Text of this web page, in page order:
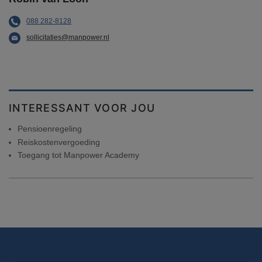
088 282-8128
sollicitaties@manpower.nl
INTERESSANT VOOR JOU
Pensioenregeling
Reiskostenvergoeding
Toegang tot Manpower Academy